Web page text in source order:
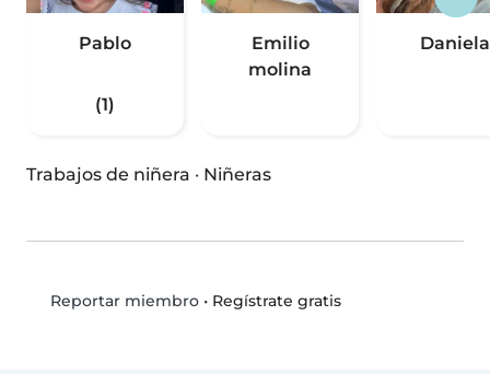
Pablo
(1)
Emilio
molina
Daniela
Trabajos de niñera · Niñeras
Reportar miembro• Regístrate gratis